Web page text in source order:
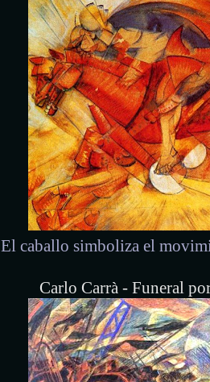
El caballo simboliza el
Carlo Carrà - Funeral